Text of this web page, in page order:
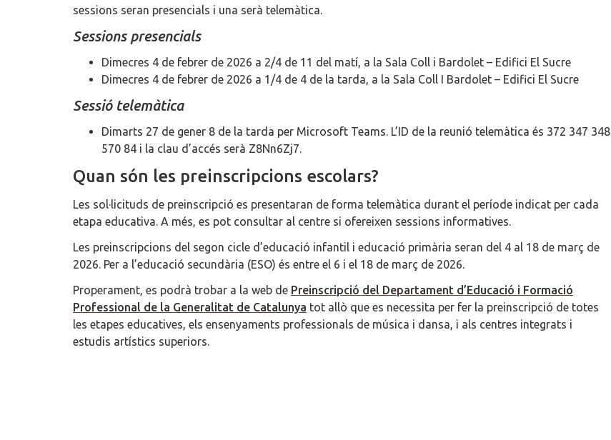
sessions seran presencials i una serà telemàtica.
Sessions presencials
Dimecres 4 de febrer de 2026 a 2/4 de 11 del matí, a la Sala Coll i Bardolet – Edifici El Sucre
Dimecres 4 de febrer de 2026 a 1/4 de 4 de la tarda, a la Sala Coll I Bardolet – Edifici El Sucre
Sessió telemàtica
Dimarts 27 de gener 8 de la tarda per Microsoft Teams. L’ID de la reunió telemàtica és 372 347 348
570 84 i la clau d’accés serà Z8Nn6Zj7.
Quan són les preinscripcions escolars?
Les sol·licituds de preinscripció es presentaran de forma telemàtica durant el període indicat per cada
etapa educativa. A més, es pot consultar al centre si ofereixen sessions informatives.
Les preinscripcions del segon cicle d’educació infantil i educació primària seran del 4 al 18 de març de
2026. Per a l’educació secundària (ESO) és entre el 6 i el 18 de març de 2026.
Properament, es podrà trobar a la web de Preinscripció del Departament d’Educació i Formació
Professional de la Generalitat de Catalunya tot allò que es necessita per fer la preinscripció de totes
les etapes educatives, els ensenyaments professionals de música i dansa, i als centres integrats i
estudis artístics superiors.